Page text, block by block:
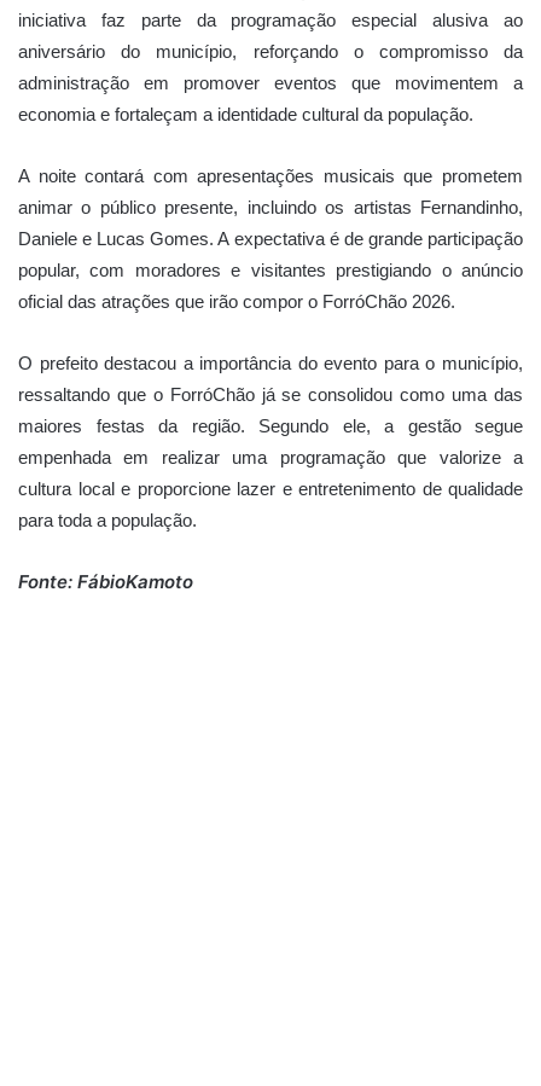
iniciativa faz parte da programação especial alusiva ao
aniversário do município, reforçando o compromisso da
administração em promover eventos que movimentem a
economia e fortaleçam a identidade cultural da população.
A noite contará com apresentações musicais que prometem
animar o público presente, incluindo os artistas Fernandinho,
Daniele e Lucas Gomes. A expectativa é de grande participação
popular, com moradores e visitantes prestigiando o anúncio
oficial das atrações que irão compor o ForróChão 2026.
O prefeito destacou a importância do evento para o município,
ressaltando que o ForróChão já se consolidou como uma das
maiores festas da região. Segundo ele, a gestão segue
empenhada em realizar uma programação que valorize a
cultura local e proporcione lazer e entretenimento de qualidade
para toda a população.
Fonte: FábioKamoto